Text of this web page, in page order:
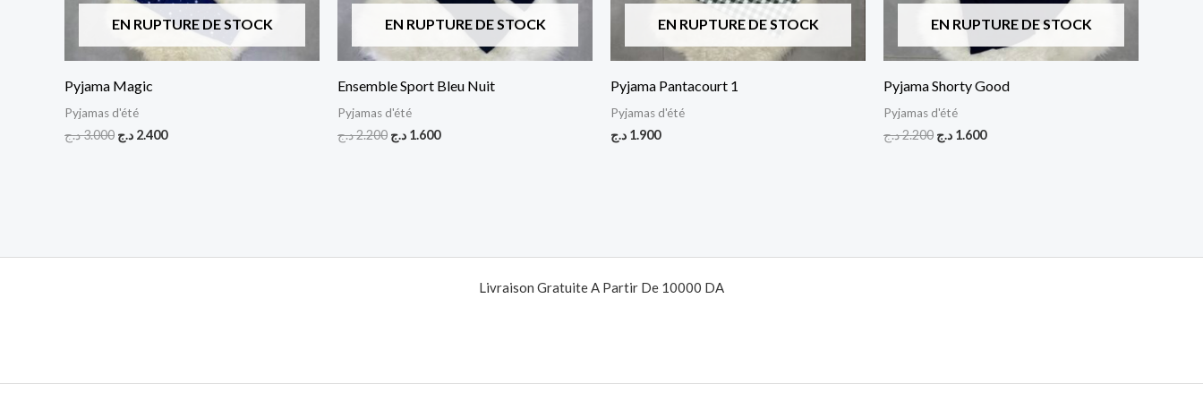
EN RUPTURE DE STOCK
Pyjama Magic
Pyjamas d'été
3.000د.ج 2.400 د.ج
EN RUPTURE DE STOCK
Ensemble Sport Bleu Nuit
Pyjamas d'été
2.200د.ج 1.600 د.ج
EN RUPTURE DE STOCK
Pyjama Pantacourt 1
Pyjamas d'été
1.900 د.ج
EN RUPTURE DE STOCK
Pyjama Shorty Good
Pyjamas d'été
2.200د.ج 1.600 د.ج
Livraison Gratuite A Partir De 10000 DA